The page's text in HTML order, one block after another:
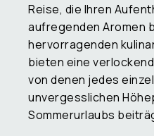
Reise, die Ihren
aufregenden Aromen
hervorragenden
bieten eine
von denen jedes
unvergesslichen
Sommerurlaubs